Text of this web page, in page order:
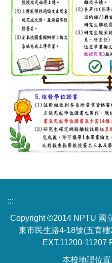
:::
Copyright ©2014 NPTU 國
東市民生路4-18號(五育
EXT.11200-11207
本校地理位置